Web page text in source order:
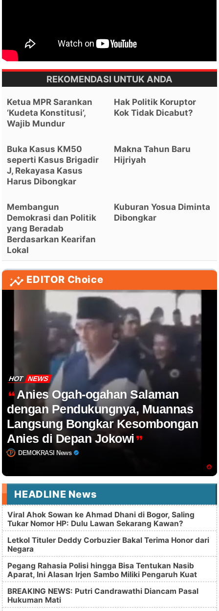
REKOMENDASI UNTUK ANDA
Ketua MPR Sarankan
‘Kudeta Konstitusi’,
Wajib Mundur
Hak Politik Koruptor
Kok Tidak Dicabut?
Buka Kasus KM50
seperti Kasus Brigadir
J, Rekayasa Kasus
Harus Dibongkar
Makna Tahun Baru
Hijriyah
Membangun
Demokrasi dan Politik
yang Beradab
Berdasarkan Kearifan
Lokal
Kuburan Yosua Diminta
Dibongkar
EDITOR Choice
HOT NEWS
Anies Ogah-ogahan Salaman
dengan Pendukungnya, Muannas
Langsung Bongkar Kesombongan
Anies di Depan Jokowi
DEMOKRASI News
HEADLINE News
Viral Ahok Sowan ke Ahmad Dhani di Bogor, Saling
Tukar Nomor HP: Dulu Lawan Sekarang Kawan?
Letkol Tituler Deddy Corbuzier Bakal Terima Honor dari
Negara
Pegang Rahasia Polisi hingga Bisa Tentukan Nasib
Aparat, Ini Alasan Irjen Sambo Miliki Pengaruh Kuat
BREAKING NEWS: Putri Candrawathi Diancam Pasal
Hukuman Mati